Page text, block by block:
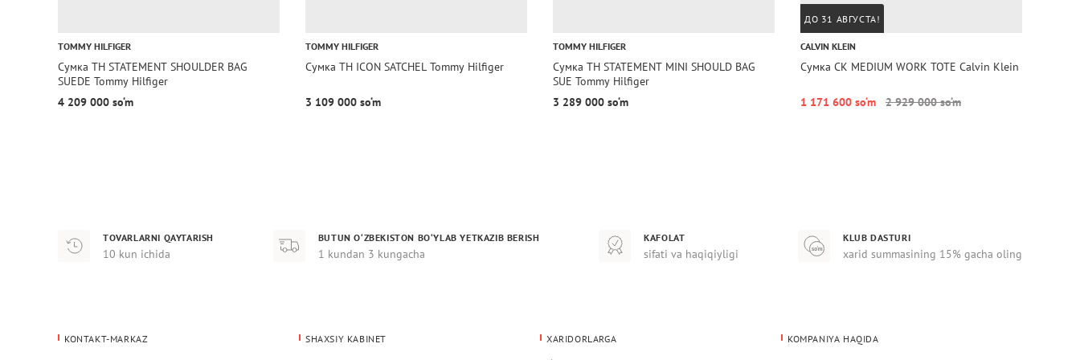
TOMMY HILFIGER
Сумка TH STATEMENT SHOULDER BAG
SUEDE Tommy Hilfiger
4 209 000 so‘m
TOMMY HILFIGER
Сумка TH ICON SATCHEL Tommy Hilfiger
3 109 000 so‘m
TOMMY HILFIGER
Сумка TH STATEMENT MINI SHOULD BAG
SUE Tommy Hilfiger
3 289 000 so‘m
ДО 31 АВГУСТА!
CALVIN KLEIN
Сумка CK MEDIUM WORK TOTE Calvin Klein
1 171 600 so‘m 2 929 000 so‘m
TOVARLARNI QAYTARISH
10 kun ichida
BUTUN O‘ZBEKISTON BO‘YLAB YETKAZIB BERISH
1 kundan 3 kungacha
KAFOLAT
sifati va haqiqiyligi
KLUB DASTURI
xarid summasining 15% gacha oling
KONTAKT-MARKAZ SHAXSIY KABINET XARIDORLARGA KOMPANIYA HAQIDA